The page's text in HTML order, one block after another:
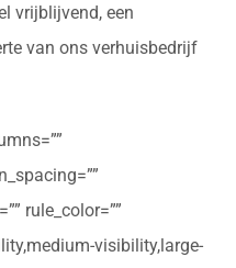
vrijblijvend, een
van ons verhuisbedrijf
rule_color=””
visibility,large-